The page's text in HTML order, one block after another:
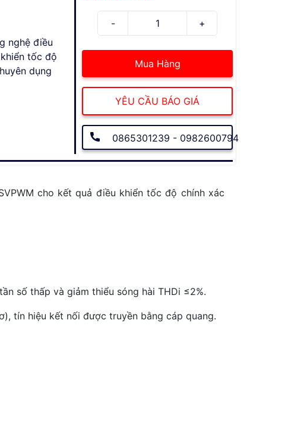
nghệ điều
tốc độ
dụng
Mua Hàng
YÊU CẦU BÁO GIÁ
0865301239 - 0982600794
cho kết quả điều khiển tốc độ chính xác
số thấp và giảm thiểu sóng hài THDi ≤2%.
tín hiệu kết nối được truyền bằng cáp quang.